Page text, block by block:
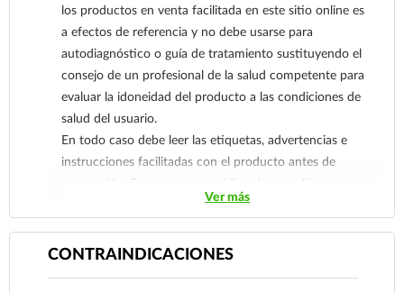
los productos en venta facilitada en este sitio online es
a efectos de referencia y no debe usarse para
autodiagnóstico o guía de tratamiento sustituyendo el
consejo de un profesional de la salud competente para
evaluar la idoneidad del producto a las condiciones de
salud del usuario.
En todo caso debe leer las etiquetas, advertencias e
instrucciones facilitadas con el producto antes de
consumirlo. Contacte a su médico de inmediato si
sospecha que tiene un problema de salud.
Ver más
CONTRAINDICACIONES